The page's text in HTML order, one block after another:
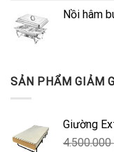
Nồi hâm
SẢN PHẨM GIẢM
Giường
4.500.000